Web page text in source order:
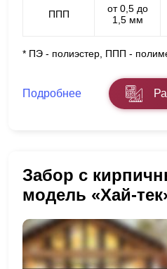
ППП
от 0,5 до
1,5 мм
* ПЭ - полиэстер, ППП -
Подробнее
Забор с
модель «Хай-